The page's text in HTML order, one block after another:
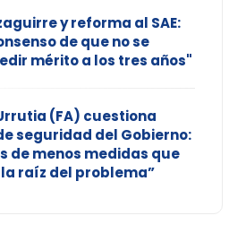
y reforma al SAE:
de que no se
mérito a los tres años"
(FA) cuestiona
seguridad del Gobierno:
de menos medidas que
raíz del problema”